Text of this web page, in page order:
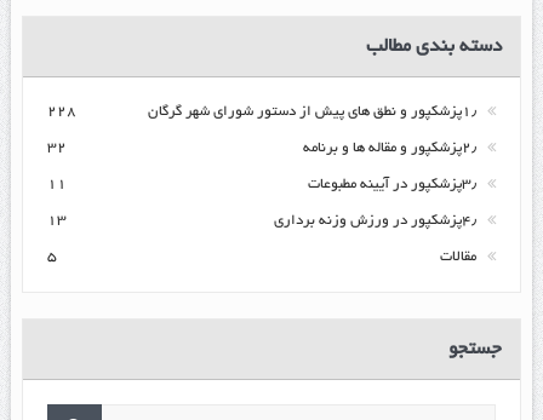
دسته بندی مطالب
۱٫پزشکپور و نطق های پیش از دستور شورای شهر گرگان ۲۲۸
۲٫پزشکپور و مقاله ها و برنامه ۳۲
۳٫پزشکپور در آیینه مطبوعات ۱۱
۴٫پزشکپور در ورزش وزنه برداری ۱۳
مقالات ۵
جستجو